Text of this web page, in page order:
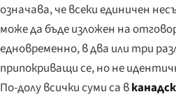
означава, че всеки единичен
може да бъде изложен на
едновременно, в два или три
припокриващи се, но не
По-долу всички суми са в